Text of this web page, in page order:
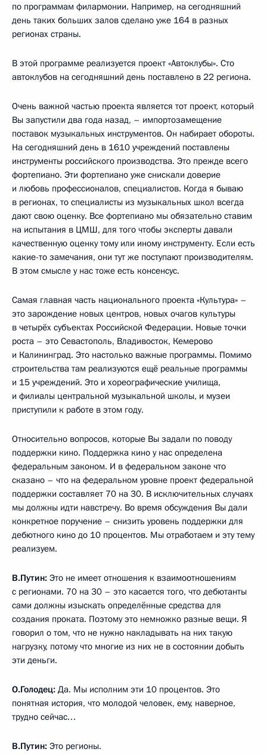
по программам филармонии. Например, на сегодняшний
день таких больших залов сделано уже 164 в разных
регионах страны.
В этой программе реализуется проект «Автоклубы». Сто
автоклубов на сегодняшний день поставлено в 22 региона.
Очень важной частью проекта является тот проект, который
Вы запустили два года назад, – импортозамещение
поставок музыкальных инструментов. Он набирает обороты.
На сегодняшний день в 1610 учреждений поставлены
инструменты российского производства. Это прежде всего
фортепиано. Эти фортепиано уже снискали доверие
и любовь профессионалов, специалистов. Когда я бываю
в регионах, то специалисты из музыкальных школ всегда
дают свою оценку. Все фортепиано мы обязательно ставим
на испытания в ЦМШ, для того чтобы эксперты давали
качественную оценку тому или иному инструменту. Если есть
какие-то замечания, они тут же поступают производителям.
В этом смысле у нас тоже есть консенсус.
Самая главная часть национального проекта «Культура» –
это зарождение новых центров, новых очагов культуры
в четырёх субъектах Российской Федерации. Новые точки
роста – это Севастополь, Владивосток, Кемерово
и Калининград. Это настолько важные программы. Помимо
строительства там реализуются ещё реальные программы
и 15 учреждений. Это и хореографические училища,
и филиалы центральной музыкальной школы, и музеи
приступили к работе в этом году.
Относительно вопросов, которые Вы задали по поводу
поддержки кино. Поддержка кино у нас определена
федеральным законом. И в федеральном законе что
сказано – что на федеральном уровне проект федеральной
поддержки составляет 70 на 30. В исключительных случаях
мы должны идти навстречу. Во время обсуждения Вы дали
конкретное поручение – снизить уровень поддержки для
дебютного кино до 10 процентов. Мы отработаем и эту тему
реализуем.
В.Путин: Это не имеет отношения к взаимоотношениям
с регионами. 70 на 30 – это касается того, что дебютанты
сами должны изыскать определённые средства для
создания проката. Поэтому это немножко разные вещи. Я
говорил о том, что не нужно накладывать на них такую
нагрузку, потому что многие из них не в состоянии добыть
эти деньги.
О.Голодец: Да. Мы исполним эти 10 процентов. Это
понятная история, что молодой человек, ему, наверное,
трудно сейчас…
В.Путин: Это регионы.